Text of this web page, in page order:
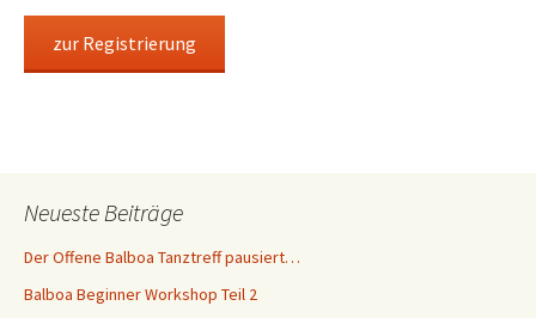
zur Registrierung
Neueste Beiträge
Der Offene Balboa Tanztreff pausiert…
Balboa Beginner Workshop Teil 2